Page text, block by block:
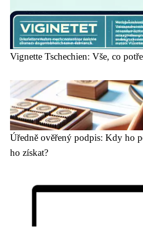
Vignette Tschechien: Vše, co
Úředně ověřený podpis: Kdy ho
ho získat?